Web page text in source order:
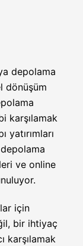
depolama
dönüşüm
karşılamak
ve online
için
bir ihtiyaç
karşılamak